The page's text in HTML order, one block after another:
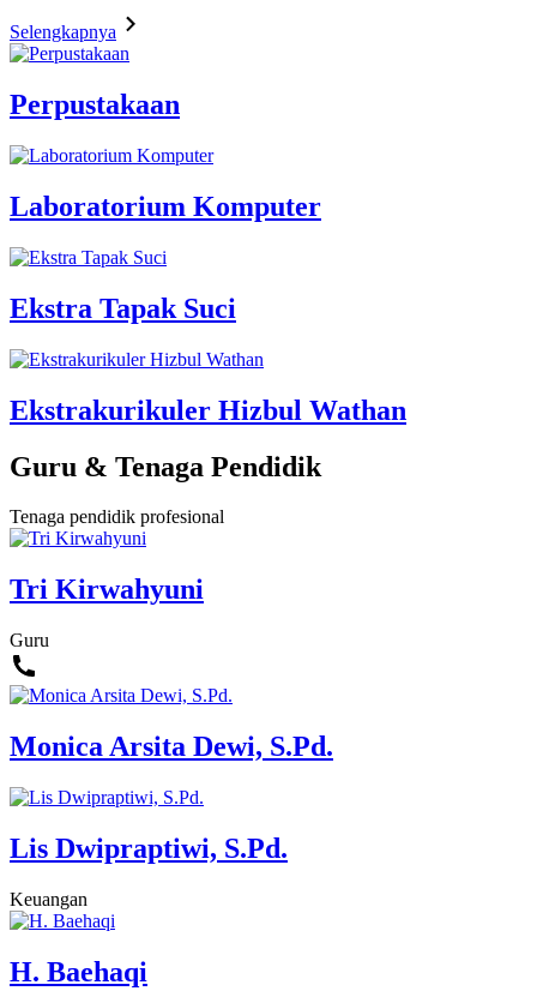
Selengkapnya
Perpustakaan
Laboratorium Komputer
Ekstra Tapak Suci
Ekstrakurikuler Hizbul Wathan
Guru & Tenaga Pendidik
Tenaga pendidik profesional
Tri Kirwahyuni
Guru
Monica Arsita Dewi, S.Pd.
Lis Dwipraptiwi, S.Pd.
Keuangan
H. Baehaqi